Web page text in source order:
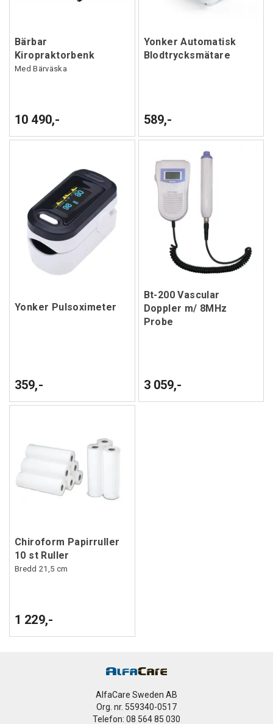
Bärbar
Kiropraktorbenk
Med Bärväska
10 490,-
Yonker Automatisk
Blodtrycksmätare
589,-
Yonker Pulsoximeter
359,-
Bt-200 Vascular
Doppler m/ 8MHz
Probe
3 059,-
Chiroform Papirruller
10 st Ruller
Bredd 21,5 cm
1 229,-
AlfaCare Sweden AB
Org. nr. 559340-0517
Telefon: 08 564 85 030